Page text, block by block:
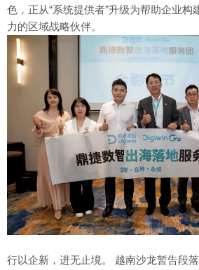
色，正从“系统提供者”升级为帮助企业构
力的区域战略伙伴。
行以企新，进无止境。 越南沙龙暂告段